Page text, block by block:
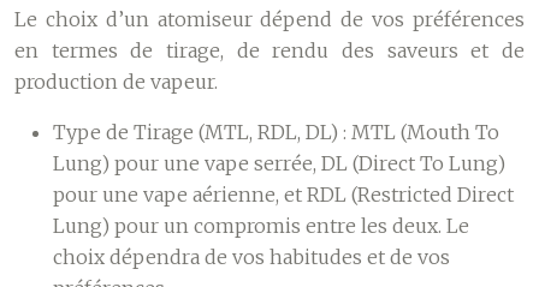
Le choix d’un atomiseur dépend de vos préférences
en termes de tirage, de rendu des saveurs et de
production de vapeur.
Type de Tirage (MTL, RDL, DL) : MTL (Mouth To
Lung) pour une vape serrée, DL (Direct To Lung)
pour une vape aérienne, et RDL (Restricted Direct
Lung) pour un compromis entre les deux. Le
choix dépendra de vos habitudes et de vos